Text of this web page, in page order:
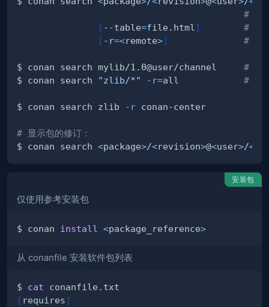
# 支
[ --table=file.html ]
# 将
[ -r=<remote>] # 查
$ conan search mylib/1.0@user/channel # 显
$ conan search
"zlib/*" -r=all # 在
$ conan search zlib -r
# 显示包的修订：
$ conan search <package>/<revision>@<user>/<
安装包
仅使用参考安装包
$ conan install <package_reference>
从 conanfile 安装软件包列表
$ cat
[ requires]